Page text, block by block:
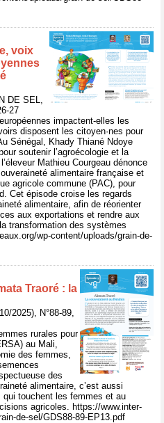
voix
DE SEL,
27
impactent-elles les
disposent les citoyen·nes pour
Sénégal, Khady Thiané Ndoye
soutenir l’agroécologie et la
Mathieu Courgeau dénonce
alimentaire française et
agricole commune (PAC), pour
Cet épisode croise les regards
alimentaire, afin de réorienter
aux exportations et rendre aux
transformation des systèmes
wp-content/uploads/grain-de-
Traoré : la
2025), N°88-89,
rurales pour
au Mali,
des femmes,
des
alimentaire, c’est aussi
qui touchent les femmes et au
agricoles. https://www.inter-
de-sel/GDS88-89-EP13.pdf